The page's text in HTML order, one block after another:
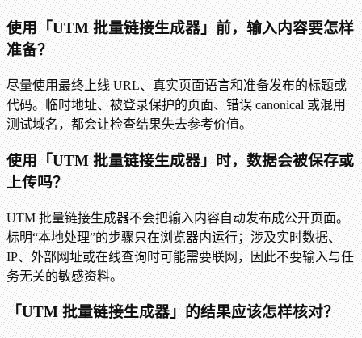
使用「UTM 批量链接生成器」前，输入内容要怎样
准备？
尽量使用最终上线 URL、真实页面语言和准备发布的标题或
代码。临时地址、被登录保护的页面、错误 canonical 或混用
测试域名，都会让检查结果失去参考价值。
使用「UTM 批量链接生成器」时，数据会被保存或
上传吗？
UTM 批量链接生成器不会把输入内容自动发布成公开页面。
标明“本地处理”的步骤只在浏览器内运行；涉及实时数据、
IP、外部网址或在线查询时可能需要联网，因此不要输入与任
务无关的敏感资料。
「UTM 批量链接生成器」的结果应该怎样核对？